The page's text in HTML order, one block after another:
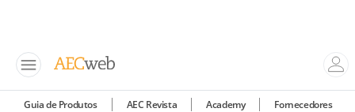
Guia de Produtos AEC Revista Academy Fornecedores